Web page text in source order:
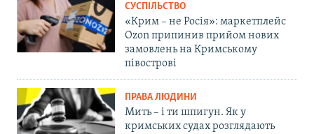
СУСПІЛЬСТВО
«Крим – не Росія»: маркетплейс
Ozon припинив прийом нових
замовлень на Кримському
півострові
ПРАВА ЛЮДИНИ
Мить – і ти шпигун. Як у
кримських судах розглядають